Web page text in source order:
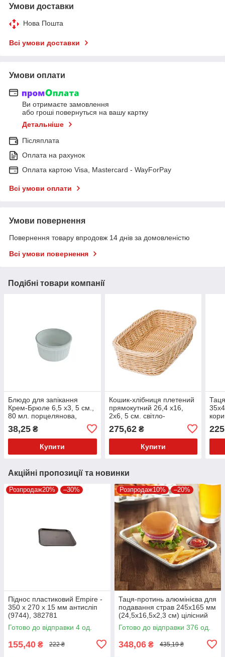
Умови доставки
Нова Пошта
Всі умови доставки
Умови оплати
Ви отримаєте замовлення
або гроші повернуться на вашу картку
Детальніше
Післяплата
Оплата на рахунок
Оплата картою Visa, Mastercard - WayForPay
Всі умови оплати
Умови повернення
Повернення товару впродовж 14 днів за домовленістю
Всі умови повернення
Подібні товари компанії
Блюдо для запікання
Крем-Брюле 6,5 х3, 5 см.,
80 мл. порцелянова,
FoREST
38,25 ₴
Купити
Кошик-хлібниця плетений
прямокутний 26,4 х16,
2х6, 5 см. світло-
поліротанговий FoREST
521307
275,62₴
Купити
225
Акційні пропозиції та новинки
Розпродаж20% –30%
Піднос пластиковий Empire -
350 x 270 x 15 мм антисліп
(9744), 382781
Готово до відправки 4 од.
155,40 ₴ 222 ₴
Розпродаж10% –20%
Таця-протинь алюмінієва для
подавання страв 245х165 мм
(24,5х16,5х2,3 см) цілісний
Готово до відправки 376 од.
348,06 ₴ 435,19 ₴